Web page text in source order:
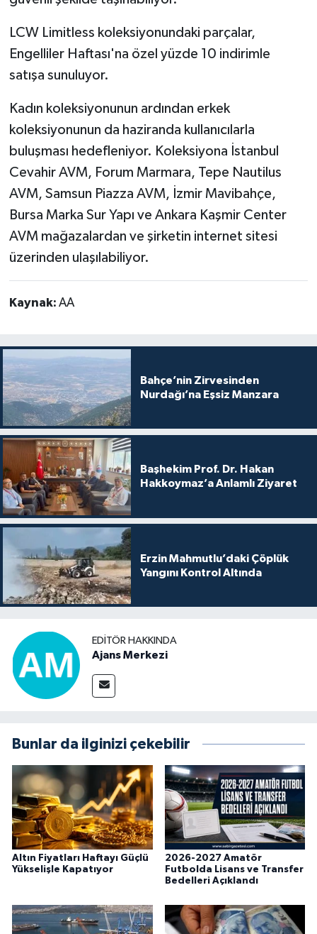
LCW Limitless koleksiyonundaki parçalar,
Engelliler Haftası'na özel yüzde 10 indirimle
satışa sunuluyor.
Kadın koleksiyonunun ardından erkek
koleksiyonunun da haziranda kullanıcılarla
buluşması hedefleniyor. Koleksiyona İstanbul
Cevahir AVM, Forum Marmara, Tepe Nautilus
AVM, Samsun Piazza AVM, İzmir Mavibahçe,
Bursa Marka Sur Yapı ve Ankara Kaşmir Center
AVM mağazalardan ve şirketin internet sitesi
üzerinden ulaşılabiliyor.
Kaynak: AA
Bahçe’nin Zirvesinden
Nurdağı’na Eşsiz Manzara
Başhekim Prof. Dr. Hakan
Hakkoymaz’a Anlamlı Ziyaret
Erzin Mahmutlu’daki Çöplük
Yangını Kontrol Altında
EDITÖR HAKKINDA
Ajans Merkezi
Bunlar da ilginizi çekebilir
Altın Fiyatları Haftayı Güçlü
Yükselişle Kapatıyor
2026-2027 Amatör
Futbolda Lisans ve Transfer
Bedelleri Açıklandı